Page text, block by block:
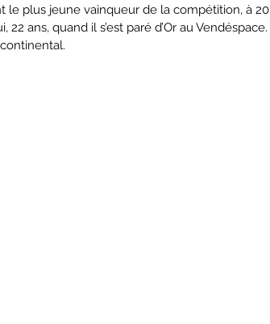
plus jeune vainqueur de la compétition, à 20
ans, quand il s’est paré d’Or au Vendéspace.